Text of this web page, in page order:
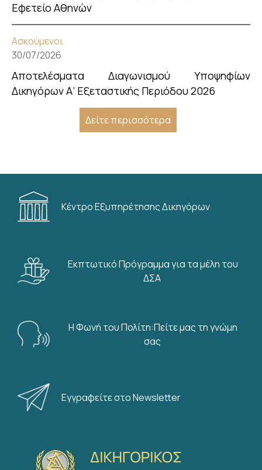
Εφετείο Αθηνών
Ασκούμενοι
30/07/2026
Αποτελέσματα Διαγωνισμού Υποψηφίων
Δικηγόρων Α’ Εξεταστικής Περιόδου 2026
Δείτε περισσότερα
Κέντρο Εξυπηρέτησης Δικηγόρων
Εκπτωτικό Πρόγραμμα για τα μέλη του
ΔΣΑ
Η Φωνή του Πολίτη:Πείτε μας τη γνώμη
σας
Εγγραφείτε στο Newsletter